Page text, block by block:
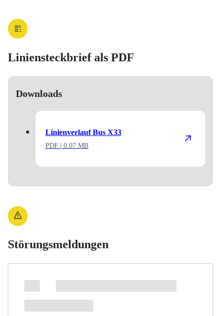
Liniensteckbrief als PDF
Downloads
Linienverlauf Bus X33
PDF | 0.07 MB
Störungsmeldungen